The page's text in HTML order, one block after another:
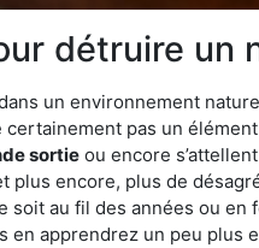
détruire un
un environnement
pas un
sortie ou encore
plus encore, plus de
soit au fil des années ou
en apprendrez un peu plus